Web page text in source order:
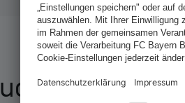
gefallen
Möchtest
Ja,